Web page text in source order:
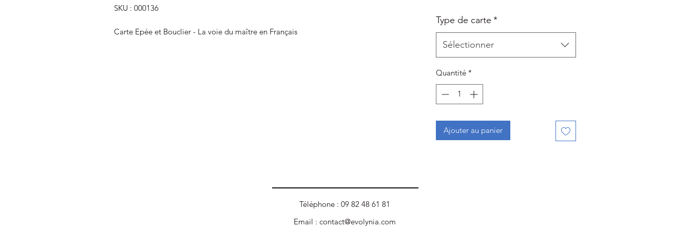
SKU : 000136
Carte Epée et Bouclier - La voie du maître en Français
Type de carte *
Sélectionner
Quantité *
Ajouter au panier
Téléphone : 09 82 48 61 81
Email : contact@evolynia.com